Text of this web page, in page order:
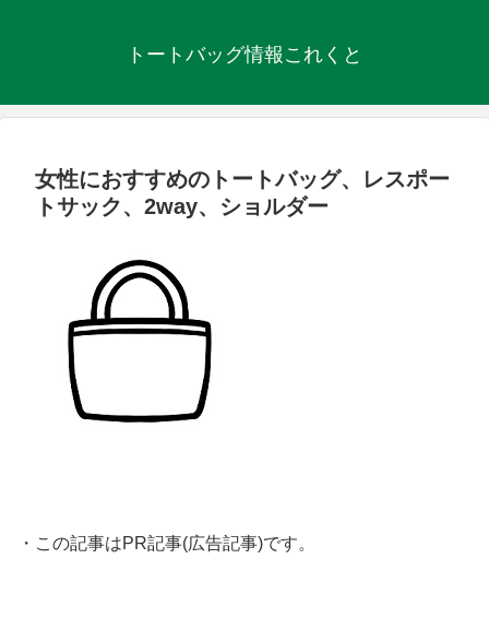
トートバッグ情報これくと
女性におすすめのトートバッグ、レスポー
トサック、2way、ショルダー
・この記事はPR記事(広告記事)です。